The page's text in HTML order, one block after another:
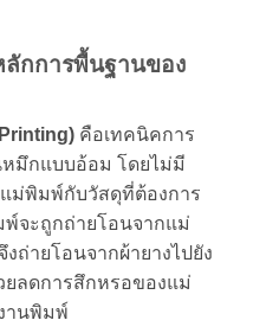
ลักการพื้นฐานของ
คือเทคนิคการ
มึกแบบอ้อม โดยไม่มี
ม่พิมพ์กับวัสดุที่ต้องการ
จะถูกถ่ายโอนจากแม่
ถ่ายโอนจากผ้ายางไปยัง
ลดการสึกหรอของแม่
านพิมพ์